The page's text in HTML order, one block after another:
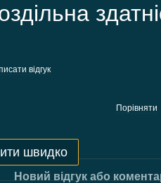
відгук
Порівняти
швидко
Новий відгук або